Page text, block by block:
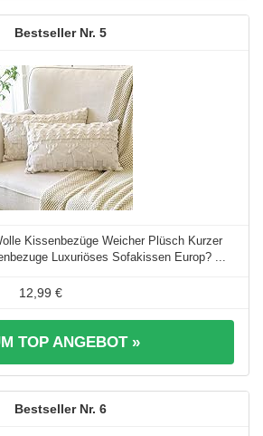
5
Kissenbezüge Weicher Plüsch Kurzer
Luxuriöses Sofakissen Europ? ...
12,99 €
TOP ANGEBOT »
6